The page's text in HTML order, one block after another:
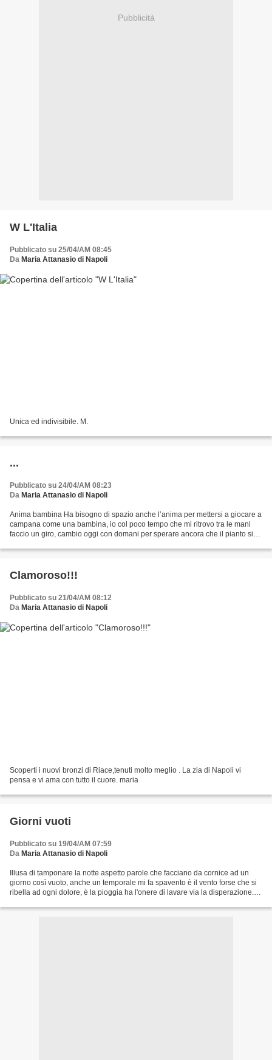
Pubblicità
W L'Italia
Pubblicato su 25/04/AM 08:45
Da Maria Attanasio di Napoli
Unica ed indivisibile. M.
...
Pubblicato su 24/04/AM 08:23
Da Maria Attanasio di Napoli
Anima bambina Ha bisogno di spazio anche l’anima per mettersi a giocare a
campana come una bambina, io col poco tempo che mi ritrovo tra le mani
faccio un giro, cambio oggi con domani per sperare ancora che il pianto si
Clamoroso!!!
Pubblicato su 21/04/AM 08:12
Da Maria Attanasio di Napoli
Scoperti i nuovi bronzi di Riace,tenuti molto meglio . La zia di Napoli vi
pensa e vi ama con tutto il cuore. maria
Giorni vuoti
Pubblicato su 19/04/AM 07:59
Da Maria Attanasio di Napoli
Illusa di tamponare la notte aspetto parole che facciano da cornice ad un
giorno così vuoto, anche un temporale mi fa spavento è il vento forse che si
ribella ad ogni dolore, è la pioggia ha l'onere di lavare via la disperazione.